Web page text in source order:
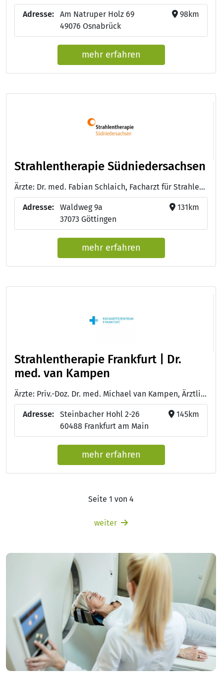
Adresse:
Am Natruper Holz 69
49076 Osnabrück
98km
mehr erfahren
Strahlentherapie Südniedersachsen
Ärzte: Dr. med. Fabian Schlaich, Facharzt für Strahlentherapie
Adresse:
Waldweg 9a
37073 Göttingen
131km
mehr erfahren
Strahlentherapie Frankfurt | Dr.
med. van Kampen
Ärzte: Priv.-Doz. Dr. med. Michael van Kampen, Ärztlicher Leiter; Facharzt für Strahlentherapie, Palliativmedizin - Dr. med. Manfred Jooß, Facharzt für Strahlentherapie - Priv.-Doz. Dr. med. Uta Kraus-Tiefenbacher, Fachärztin für Strahlentherapie - Alexandra Reitsamer, Fachärztin für Strahlentherapie - Dr. med. Roger Trösser, Facharzt für Strahlentherapie und Innere Medizin - Dr. med. Sophie Wetzel, Fachärztin für Strahlentherapie
Adresse:
Steinbacher Hohl 2-26
60488 Frankfurt am Main
145km
mehr erfahren
Seite 1 von 4
weiter